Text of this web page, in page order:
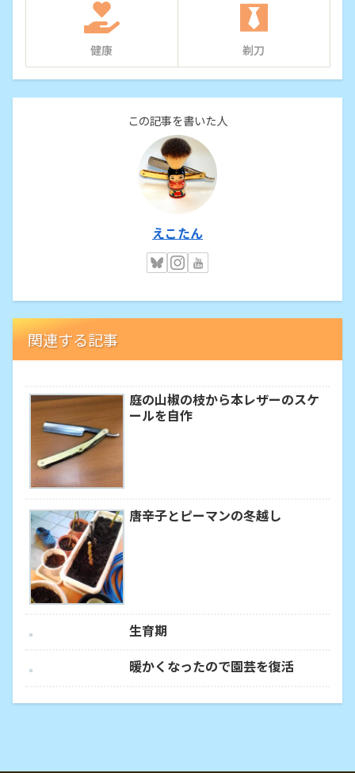
健康 剃刀
この記事を書いた人
えこたん
関連する記事
庭の山椒の枝から本レザーのスケ
ールを自作
唐辛子とピーマンの冬越し
生育期
暖かくなったので園芸を復活